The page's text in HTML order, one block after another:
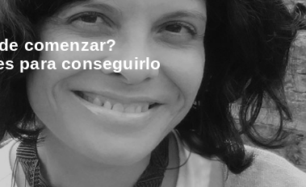
comenzar?
para conseguirlo